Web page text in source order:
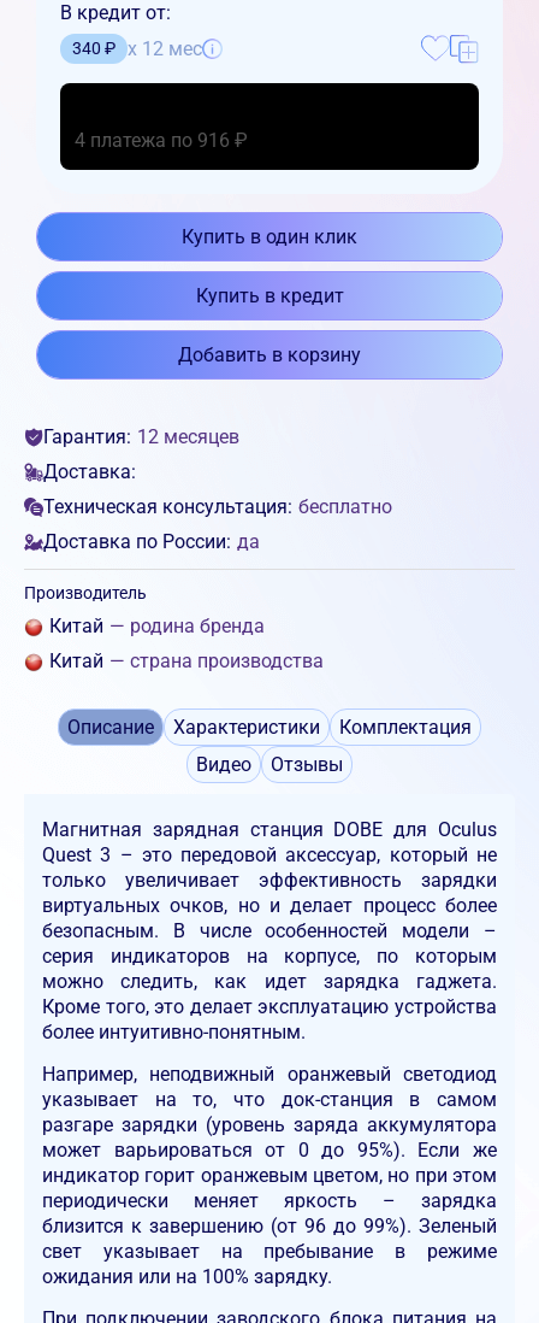
В кредит от:
340 ₽ x 12 мес
4 платежа по 916 ₽
Купить в один клик
Купить в кредит
Добавить в корзину
Гарантия: 12 месяцев
Доставка:
Техническая консультация: бесплатно
Доставка по России: да
Производитель
Китай — родина бренда
Китай — страна производства
Описание Характеристики
Комплектация
Видео
Отзывы
Магнитная зарядная станция DOBE для Oculus
Quest 3 – это передовой аксессуар, который не
только увеличивает эффективность зарядки
виртуальных очков, но и делает процесс более
безопасным. В числе особенностей модели –
серия индикаторов на корпусе, по которым
можно следить, как идет зарядка гаджета.
Кроме того, это делает эксплуатацию устройства
более интуитивно-понятным.
Например, неподвижный оранжевый светодиод
указывает на то, что док-станция в самом
разгаре зарядки (уровень заряда аккумулятора
может варьироваться от 0 до 95%). Если же
индикатор горит оранжевым цветом, но при этом
периодически меняет яркость – зарядка
близится к завершению (от 96 до 99%). Зеленый
свет указывает на пребывание в режиме
ожидания или на 100% зарядку.